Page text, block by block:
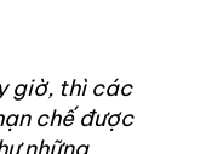
giờ, thì các
chế được